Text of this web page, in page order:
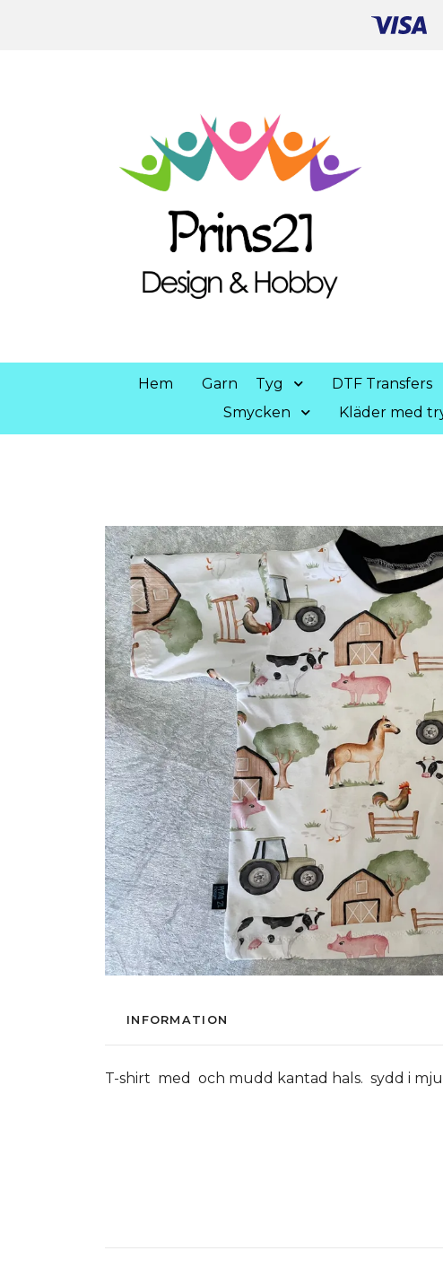
Hem Garn Tyg DTF Transfers
Smycken
Kläder med
INFORMATION
T-shirt med och mudd kantad hals. sydd i